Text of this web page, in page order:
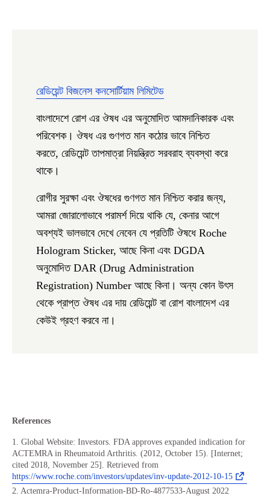
রেডিয়েন্ট বিজনেস কনসোর্টিয়াম লিমিটেড
বাংলাদেশে রোশ এর ঔষধ এর অনুমোদিত আমদানিকারক এবং
পরিবেশক। ঔষধ এর গুণগত মান কঠোর ভাবে নিশ্চিত
করতে, রেডিয়েন্ট তাপমাত্রা নিয়ন্ত্রিত সরবরাহ ব্যবস্থা করে
থাকে।
রোগীর সুরক্ষা এবং ঔষধের গুণগত মান নিশ্চিত করার জন্য,
আমরা জোরালোভাবে পরামর্শ দিয়ে থাকি যে, কেনার আগে
অবশ্যই ভালভাবে দেখে নেবেন যে প্রতিটি ঔষধে Roche
Hologram Sticker, আছে কিনা এবং DGDA
অনুমোদিত DAR (Drug Administration
Registration) Number আছে কিনা। অন্য কোন উৎস
থেকে প্রাপ্ত ঔষধ এর দায় রেডিয়েন্ট বা রোশ বাংলাদেশ এর
কেউই গ্রহণ করবে না।
References
1. Global Website: Investors. FDA approves expanded indication for
ACTEMRA in Rheumatoid Arthritis. (2012, October 15). [Internet;
cited 2018, November 25]. Retrieved from
https://www.roche.com/investors/updates/inv-update-2012-10-15
2. Actemra-Product-Information-BD-Ro-4877533-August 2022